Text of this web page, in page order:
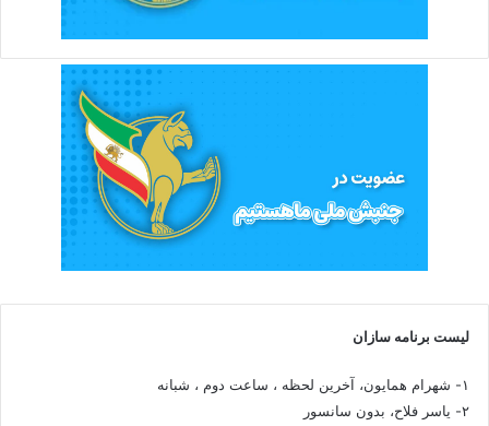
لیست برنامه سازان
۱- شهرام همایون، آخرین لحظه ، ساعت دوم ، شبانه
۲- یاسر فلاح، بدون سانسور